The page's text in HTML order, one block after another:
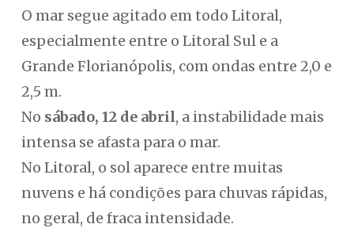
O mar segue agitado em todo Litoral,
especialmente entre o Litoral Sul e a
Grande Florianópolis, com ondas entre 2,0 e
2,5 m.
No sábado, 12 de abril, a instabilidade mais
intensa se afasta para o mar.
No Litoral, o sol aparece entre muitas
nuvens e há condições para chuvas rápidas,
no geral, de fraca intensidade.